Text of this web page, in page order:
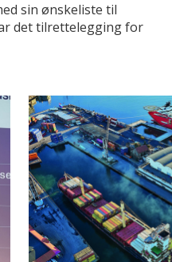
sin ønskeliste til
det tilrettelegging for